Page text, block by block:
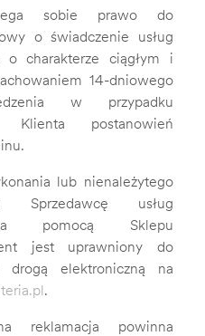
sobie prawo do
o świadczenie usług
o charakterze ciągłym i
14-dniowego
w przypadku
Klienta postanowień
lub nienależytego
Sprzedawcę usług
pomocą Sklepu
jest uprawniony do
drogą elektroniczną na
.
reklamacja powinna